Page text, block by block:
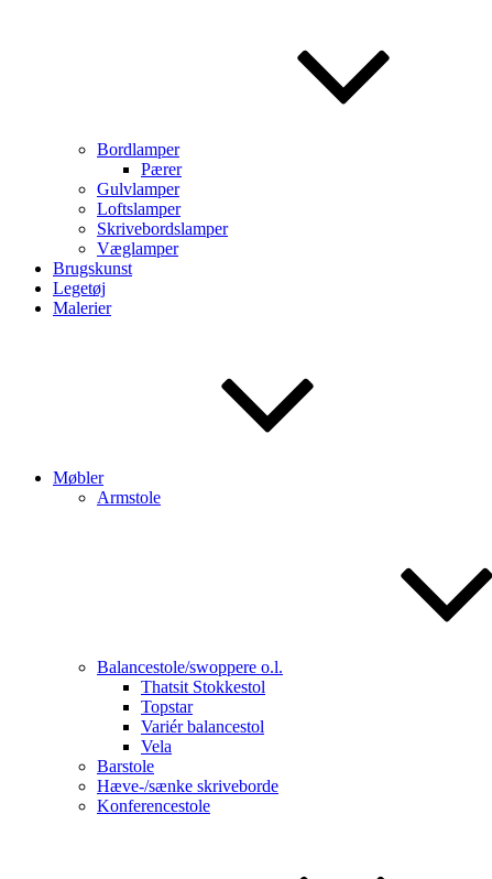
Bordlamper
Pærer
Gulvlamper
Loftslamper
Skrivebordslamper
Væglamper
Brugskunst
Legetøj
Malerier
Møbler
Armstole
Balancestole/swoppere o.l.
Thatsit Stokkestol
Topstar
Variér balancestol
Vela
Barstole
Hæve-/sænke skriveborde
Konferencestole